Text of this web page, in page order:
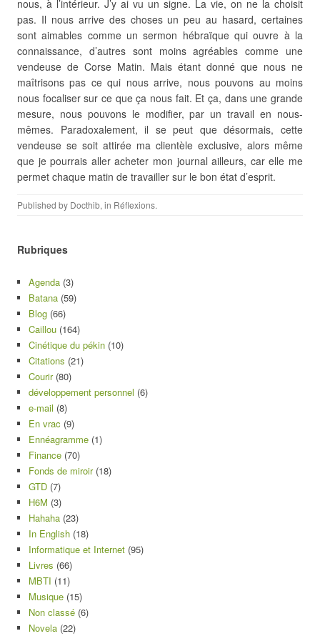
nous, à l’intérieur. J’y ai vu un signe. La vie, on ne la choisit
pas. Il nous arrive des choses un peu au hasard, certaines
sont aimables comme un sermon hébraïque qui ouvre à la
connaissance, d’autres sont moins agréables comme une
vendeuse de Corse Matin. Mais étant donné que nous ne
maîtrisons pas ce qui nous arrive, nous pouvons au moins
nous focaliser sur ce que ça nous fait. Et ça, dans une grande
mesure, nous pouvons le modifier, par un travail en nous-
mêmes. Paradoxalement, il se peut que désormais, cette
vendeuse se soit attirée ma clientèle exclusive, alors même
que je pourrais aller acheter mon journal ailleurs, car elle me
permet chaque matin de travailler sur le bon état d’esprit.
Published by Docthib, in Réflexions.
Rubriques
Agenda (3)
Batana (59)
Blog (66)
Caillou (164)
Cinétique du pékin (10)
Citations (21)
Courir(80)
développement personnel (6)
e-mail (8)
En vrac (9)
Ennéagramme (1)
Finance (70)
Fonds de miroir(18)
GTD (7)
H6M (3)
Hahaha (23)
In English (18)
Informatique et Internet (95)
Livres (66)
MBTI (11)
Musique (15)
Non classé (6)
Novela (22)